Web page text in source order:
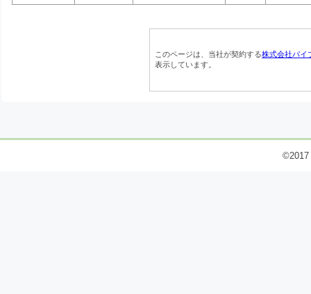
このページは、当社が契約する株式会社パイ
表示しています。
©2017